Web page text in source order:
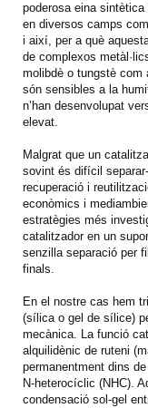
poderosa eina
en diversos camps
i així, per a què
de complexos
molibdè o tungstè com
són sensibles a la
n’han desenvolupat
elevat.
Malgrat que un
sovint és difícil
recuperació i
econòmics i
estratègies més
catalitzador en un
senzilla separació per
finals.
En el nostre cas hem
(sílica o gel de sílice)
mecànica. La funció
alquilidènic de ruteni
permanentment dins
N-heterocíclic (NHC).
condensació sol-gel